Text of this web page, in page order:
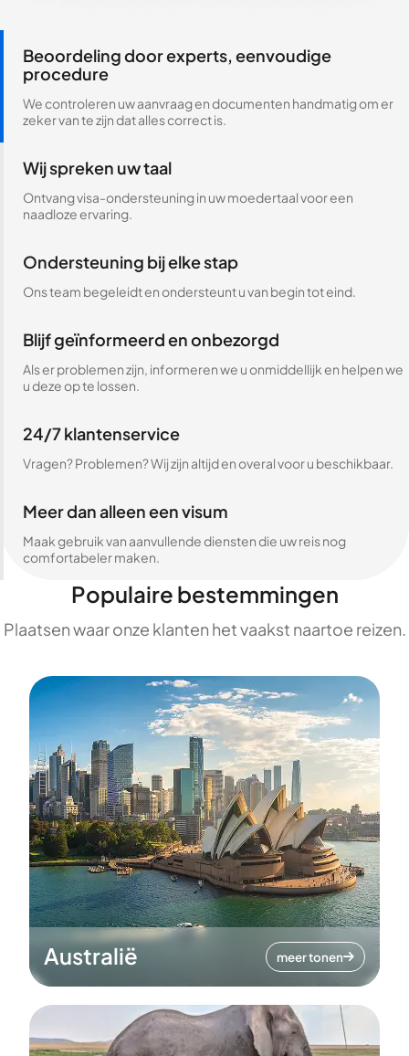
Beoordeling door experts, eenvoudige
procedure
We controleren uw aanvraag en documenten handmatig om er
zeker van te zijn dat alles correct is.
Wij spreken uw taal
Ontvang visa-ondersteuning in uw moedertaal voor een
naadloze ervaring.
Ondersteuning bij elke stap
Ons team begeleidt en ondersteunt u van begin tot eind.
Blijf geïnformeerd en onbezorgd
Als er problemen zijn, informeren we u onmiddellijk en helpen we
u deze op te lossen.
24/7 klantenservice
Vragen? Problemen? Wij zijn altijd en overal voor u beschikbaar.
Meer dan alleen een visum
Maak gebruik van aanvullende diensten die uw reis nog
comfortabeler maken.
Populaire bestemmingen
Plaatsen waar onze klanten het vaakst naartoe reizen.
Australië meer tonen